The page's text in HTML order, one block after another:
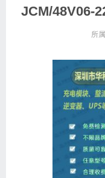
JCM/48V06-
所